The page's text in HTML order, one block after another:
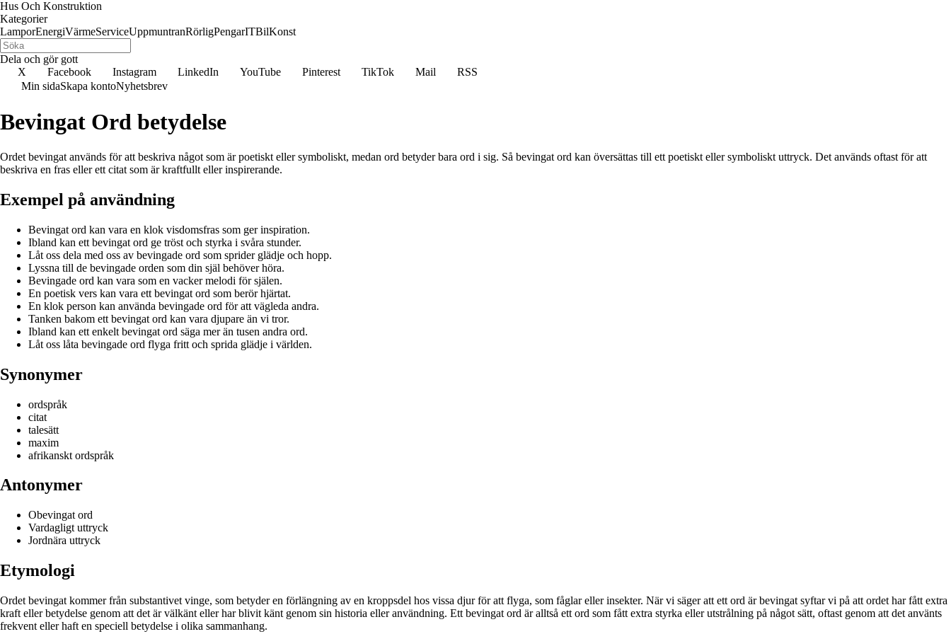
Hus Och Konstruktion
Kategorier
LamporEnergiVärmeServiceUppmuntranRörligPengarITBilKonst
Dela och gör gott
X
Facebook Instagram LinkedIn YouTube Pinterest TikTok Mail
RSS
Min sidaSkapa kontoNyhetsbrev
Bevingat Ord betydelse
Ordet bevingat används för att beskriva något som är poetiskt eller symboliskt, medan ord betyder bara ord i sig. Så bevingat ord kan översättas till ett poetiskt eller symboliskt uttryck. Det används oftast för att
beskriva en fras eller ett citat som är kraftfullt eller inspirerande.
Exempel på användning
Bevingat ord kan vara en klok visdomsfras som ger inspiration.
Ibland kan ett bevingat ord ge tröst och styrka i svåra stunder.
Låt oss dela med oss av bevingade ord som sprider glädje och hopp.
Lyssna till de bevingade orden som din själ behöver höra.
Bevingade ord kan vara som en vacker melodi för själen.
En poetisk vers kan vara ett bevingat ord som berör hjärtat.
En klok person kan använda bevingade ord för att vägleda andra.
Tanken bakom ett bevingat ord kan vara djupare än vi tror.
Ibland kan ett enkelt bevingat ord säga mer än tusen andra ord.
Låt oss låta bevingade ord flyga fritt och sprida glädje i världen.
Synonymer
ordspråk
citat
talesätt
maxim
afrikanskt ordspråk
Antonymer
Obevingat ord
Vardagligt uttryck
Jordnära uttryck
Etymologi
Ordet bevingat kommer från substantivet vinge, som betyder en förlängning av en kroppsdel hos vissa djur för att flyga, som fåglar eller insekter. När vi säger att ett ord är bevingat syftar vi på att ordet har fått extra
kraft eller betydelse genom att det är välkänt eller har blivit känt genom sin historia eller användning. Ett bevingat ord är alltså ett ord som fått extra styrka eller utstrålning på något sätt, oftast genom att det använts
frekvent eller haft en speciell betydelse i olika sammanhang.